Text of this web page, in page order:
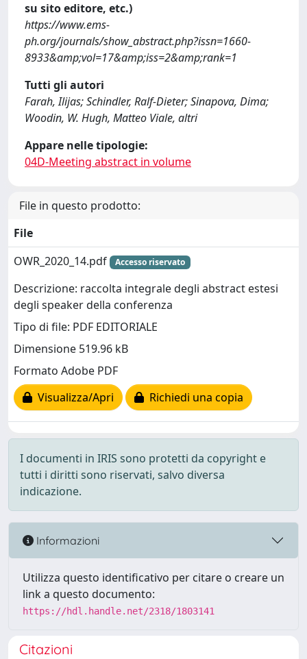
su sito editore, etc.)
https://www.ems-
ph.org/journals/show_abstract.php?issn=1660-
8933&amp;vol=17&amp;iss=2&amp;rank=1
Tutti gli autori
Farah, Ilijas; Schindler, Ralf-Dieter; Sinapova, Dima;
Woodin, W. Hugh, Matteo Viale, altri
Appare nelle tipologie:
04D-Meeting abstract in volume
File in questo prodotto:
File
OWR_2020_14.pdf
Accesso riservato
Descrizione: raccolta integrale degli abstract estesi
degli speaker della conferenza
Tipo di file: PDF EDITORIALE
Dimensione 519.96 kB
Formato Adobe PDF
Visualizza/Apri
Richiedi una copia
I documenti in IRIS sono protetti da copyright e
tutti i diritti sono riservati, salvo diversa
indicazione.
Informazioni
Utilizza questo identificativo per citare o creare un
link a questo documento:
https://hdl.handle.net/2318/1803141
Citazioni